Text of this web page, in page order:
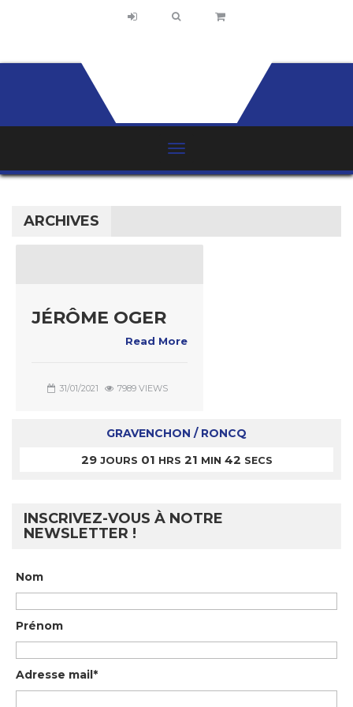
ARCHIVES
JÉRÔME OGER
Read More
31/01/2021 7989 VIEWS
GRAVENCHON / RONCQ
29 JOURS 01 HRS 21 MIN 42 SECS
INSCRIVEZ-VOUS À NOTRE
NEWSLETTER !
Nom
Prénom
Adresse mail*